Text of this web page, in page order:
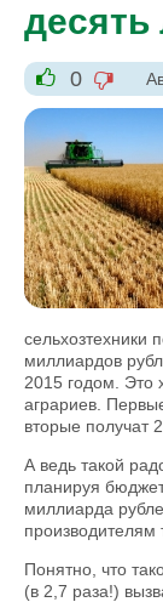
десять
+1
0
-1
сельхозтехники
миллиардов
2015 годом. Это
аграриев.
вторые получат
А ведь такой
планируя
миллиарда
производителям
Понятно, что
(в 2,7 раза!)